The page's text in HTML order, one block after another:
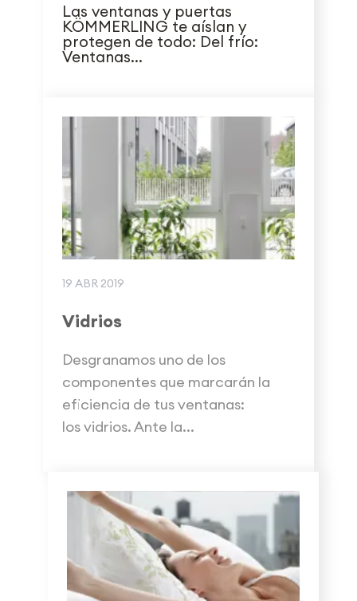
Las ventanas y puertas
KÖMMERLING te aíslan y
protegen de todo: Del frío:
Ventanas...
19 ABR 2019
Vidrios
Desgranamos uno de los
componentes que marcarán la
eficiencia de tus ventanas:
los vidrios. Ante la...